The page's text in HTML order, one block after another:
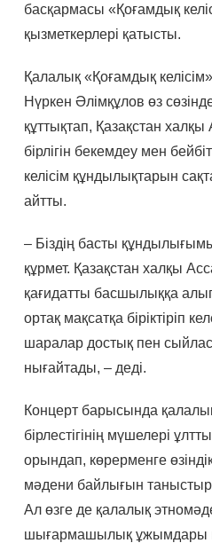
басқармасы «Қоғамдық
қызметкерлері қатысты.
Қалалық «Қоғамдық
Нүркен Әлімқұлов өз
құттықтап, Қазақстан
бірлігін бекемдеу мен
келісім құндылықтарын
айтты.
– Біздің басты
құрмет. Қазақстан халқы
қағидатты басшылыққа
ортақ мақсатқа біріктіріп
шаралар достық пен
нығайтады, – деді.
Концерт барысында
бірлестігінің мүшелері
орындап, көрерменге
мәдени байлығын
Ал өзге де қалалық
шығармашылық ұжымдары